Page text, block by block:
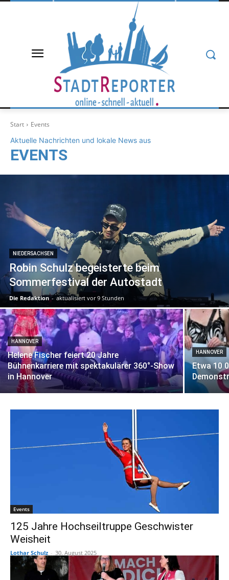
Start
Events
Aktuelle Nachrichten und lokale News aus
EVENTS
NIEDERSACHSEN
Robin Schulz begeisterte beim
Sommerfestival der Autostadt
Die Redaktion - aktualisiert vor 9 Stunden
HANNOVER
Helene Fischer feiert 20 Jahre
Bühnenkarriere mit spektakulärer 360°-Show
in Hannover
HANNOVER
Etwa 10
Events
125 Jahre Hochseiltruppe Geschwister
Weisheit
Lothar Schulz - 30. August 2025